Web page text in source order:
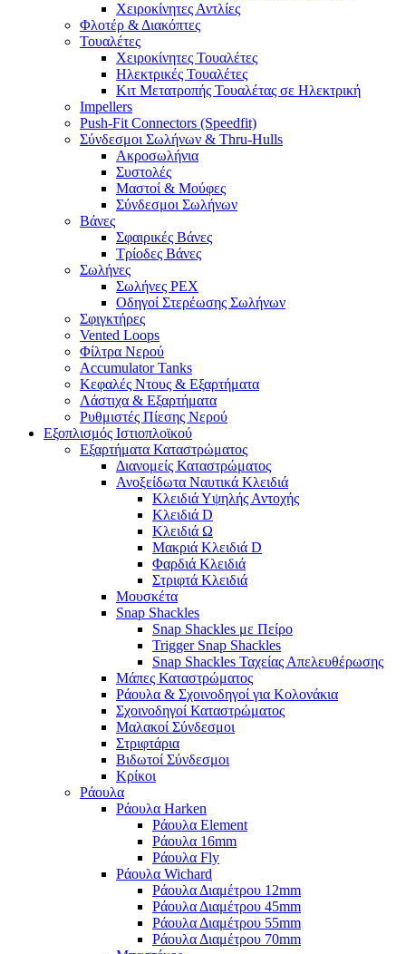
Χειροκίνητες Αντλίες
Φλοτέρ & Διακόπτες
Τουαλέτες
Χειροκίνητες Τουαλέτες
Ηλεκτρικές Τουαλέτες
Κιτ Μετατροπής Τουαλέτας σε Ηλεκτρική
Impellers
Push-Fit Connectors (Speedfit)
Σύνδεσμοι Σωλήνων & Thru-Hulls
Ακροσωλήνια
Συστολές
Μαστοί & Μούφες
Σύνδεσμοι Σωλήνων
Βάνες
Σφαιρικές Βάνες
Τρίοδες Βάνες
Σωλήνες
Σωλήνες PEX
Οδηγοί Στερέωσης Σωλήνων
Σφιγκτήρες
Vented Loops
Φίλτρα Νερού
Accumulator Tanks
Κεφαλές Ντους & Εξαρτήματα
Λάστιχα & Εξαρτήματα
Ρυθμιστές Πίεσης Νερού
Εξοπλισμός Ιστιοπλοϊκού
Εξαρτήματα Καταστρώματος
Διανομείς Καταστρώματος
Ανοξείδωτα Ναυτικά Κλειδιά
Κλειδιά Υψηλής Αντοχής
Κλειδιά D
Κλειδιά Ω
Μακριά Κλειδιά D
Φαρδιά Κλειδιά
Στριφτά Κλειδιά
Μουσκέτα
Snap Shackles
Snap Shackles με Πείρο
Trigger Snap Shackles
Snap Shackles Ταχείας Απελευθέρωσης
Μάπες Καταστρώματος
Ράουλα & Σχοινοδηγοί για Κολονάκια
Σχοινοδηγοί Καταστρώματος
Μαλακοί Σύνδεσμοι
Στριφτάρια
Βιδωτοί Σύνδεσμοι
Κρίκοι
Ράουλα
Ράουλα Harken
Ράουλα Element
Ράουλα 16mm
Ράουλα Fly
Ράουλα Wichard
Ράουλα Διαμέτρου 12mm
Ράουλα Διαμέτρου 45mm
Ράουλα Διαμέτρου 55mm
Ράουλα Διαμέτρου 70mm